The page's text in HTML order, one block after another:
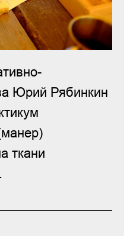
Юрий Рябинкин
ткани